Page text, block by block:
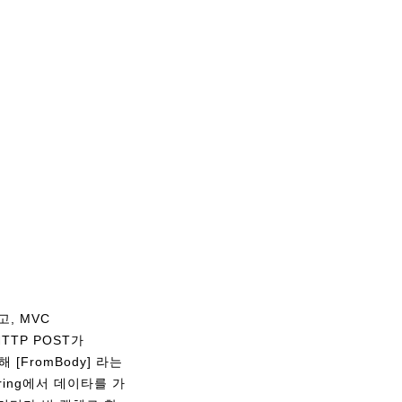
, MVC
POST가
[FromBody] 라는
에서 데이타를 가